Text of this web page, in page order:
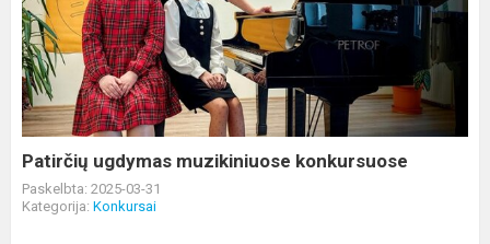
muzikiniuose
konkursuose
Patirčių ugdymas muzikiniuose konkursuose
Paskelbta: 2025-03-31
Kategorija: Konkursai